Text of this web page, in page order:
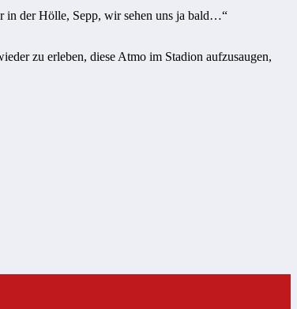
in der Hölle, Sepp, wir sehen uns ja bald…“
zu erleben, diese Atmo im Stadion aufzusaugen,